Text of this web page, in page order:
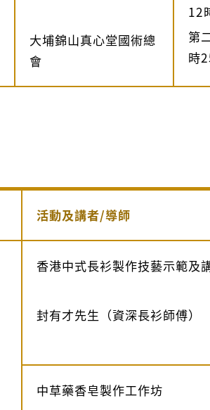
大埔錦山真心堂國術總
會
12
第
時
活動及講者/導師
香港中式長衫製作技藝示範及
封有才先生（資深長衫師傅）
中草藥香皂製作工作坊